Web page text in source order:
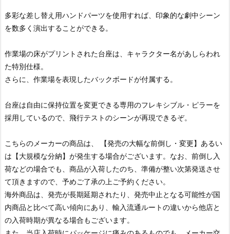
多彩な差し替え用ハンドパーツを使用すれば、印象的な劇中シーン
を数多く演出することができる。
作業場の床がプリントされた台座は、キャラクター名があしらわれ
た特別仕様。
さらに、作業場を表現したバックボードが付属する。
台座は自由に保持位置を変更できる専用のフレキシブル・ピラーを
採用しているので、飛行テストのシーンが再現できるぞ。
こちらのメーカーの商品は、 【発売の大幅な前倒し・変更】あるい
は【大規模な分納】が発生する場合がございます。なお、前倒し入
荷などの場合でも、商品が入荷したのち、準備が整い次第発送させ
て頂きますので、予めご了承の上ご予約ください。
海外商品は、発売が長期延期されたり、発売中止となる可能性が国
内商品と比べて高い傾向にあり、輸入流通ルートの違いから他店と
の入荷時期が異なる場合もございます。